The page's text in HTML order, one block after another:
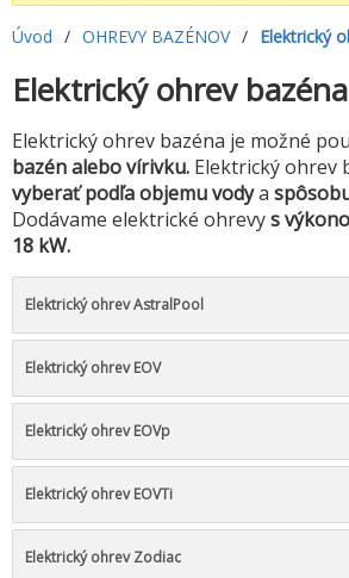
Úvod / OHREVY BAZÉNOV / Elektrický
Elektrický ohrev bazéna
Elektrický ohrev bazéna je možné
bazén alebo vírivku. Elektrický ohrev
vyberať podľa objemu vodya
Dodávame elektrické ohrevys
18 kW.
Elektrický ohrev AstralPool
Elektrický ohrev EOV
Elektrický ohrev EOVp
Elektrický ohrev EOVTi
Elektrický ohrev Zodiac